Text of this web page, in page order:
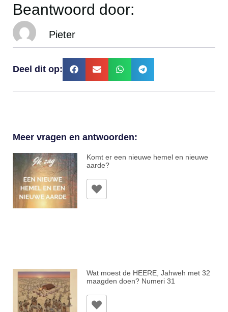
Beantwoord door:
Pieter
Deel dit op:
Meer vragen en antwoorden:
Komt er een nieuwe hemel en nieuwe
aarde?
Wat moest de HEERE, Jahweh met 32
maagden doen? Numeri 31